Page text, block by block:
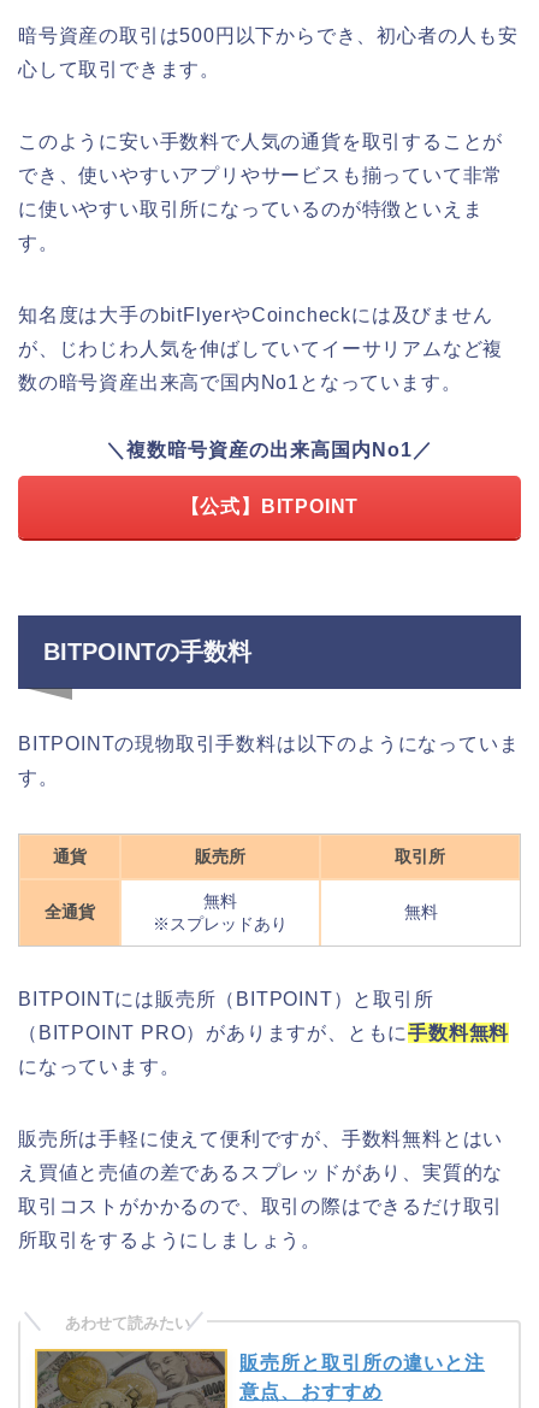
暗号資産の取引は500円以下からでき、初心者の人も安
心して取引できます。
このように安い手数料で人気の通貨を取引することが
でき、使いやすいアプリやサービスも揃っていて非常
に使いやすい取引所になっているのが特徴といえま
す。
知名度は大手のbitFlyerやCoincheckには及びません
が、じわじわ人気を伸ばしていてイーサリアムなど複
数の暗号資産出来高で国内No1となっています。
＼複数暗号資産の出来高国内No1／
【公式】BITPOINT
BITPOINTの手数料
BITPOINTの現物取引手数料は以下のようになっていま
す。
通貨 販売所 取引所
全通貨
無料
※スプレッドあり
無料
BITPOINTには販売所（BITPOINT）と取引所
（BITPOINT PRO）がありますが、ともに手数料無料
になっています。
販売所は手軽に使えて便利ですが、手数料無料とはい
え買値と売値の差であるスプレッドがあり、実質的な
取引コストがかかるので、取引の際はできるだけ取引
所取引をするようにしましょう。
販売所と取引所の違いと注
意点、おすすめ